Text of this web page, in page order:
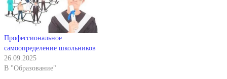
Профессиональное
самоопределение школьников
26.09.2025
В "Образование"